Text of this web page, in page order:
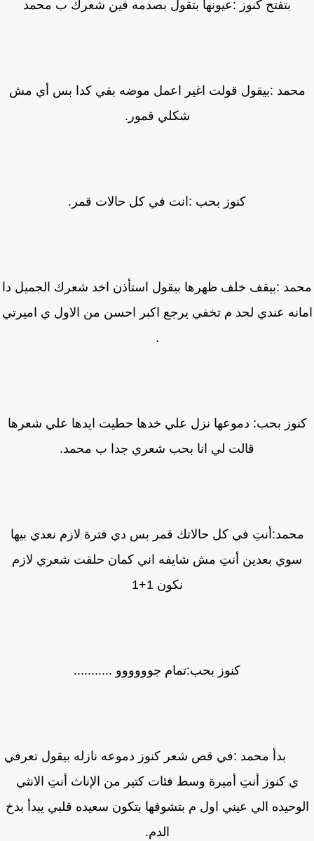
بتفتح كنوز :عيونها بتقول بصدمه فين شعرك ب محمد
:بيقول قولت اغير اعمل موضه بقي كدا بس أي مش
شكلي قمور.
كنوز بحب :انت في كل حالات قمر.
:بيقف خلف ظهرها بيقول استأذن اخد شعرك الجميل دا
عندي لحد م تخفي يرجع اكبر احسن من الاول ي اميرتي
بحب: دموعها نزل علي خدها حطيت ايدها علي شعرها
قالت لي انا بحب شعري جدا ب محمد.
في كل حالاتك قمر بس دي فترة لازم نعدي بيها
سوي بعدين أنتِ مش شايفه اني كمان حلقت شعري لازم
نكون 1+1
كنوز بحب:تمام جوووووو ...........
محمد :في قص شعر كنوز دموعه نازله بيقول تعرفي
ي كنوز أنتِ أميرة وسط فئات كتير من الإناث أنتِ الانثي
الي عيني اول م بتشوفها بتكون سعيده قلبي يبدأ بدخ
الدم.